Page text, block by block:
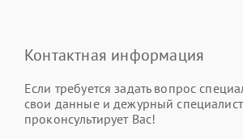
Контактная информация
Если требуется задать вопрос
свои данные и дежурный
проконсультирует Вас!